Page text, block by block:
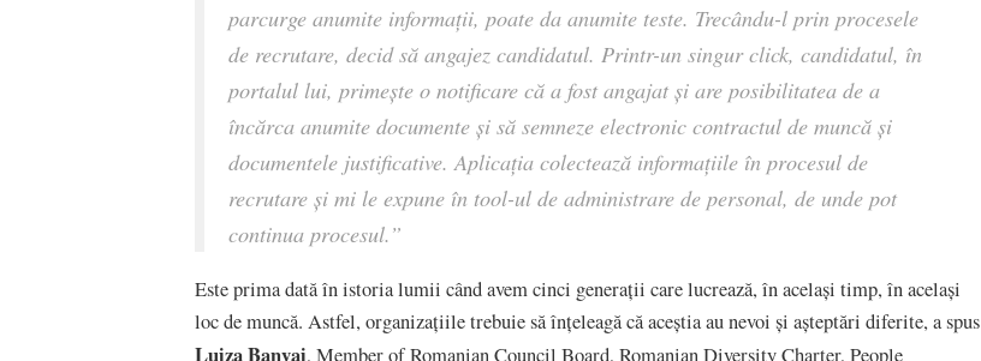
parcurge anumite informații, poate da anumite teste. Trecându-l prin procesele
de recrutare, decid să angajez candidatul. Printr-un singur click, candidatul, în
portalul lui, primește o notificare că a fost angajat și are posibilitatea de a
încărca anumite documente și să semneze electronic contractul de muncă și
documentele justificative. Aplicația colectează informațiile în procesul de
recrutare și mi le expune în tool-ul de administrare de personal, de unde pot
continua procesul.”
Este prima dată în istoria lumii când avem cinci generații care lucrează, în același timp, în același
loc de muncă. Astfel, organizațiile trebuie să înțeleagă că aceștia au nevoi și așteptări diferite, a spus
Luiza Banyai, Member of Romanian Council Board, Romanian Diversity Charter, People